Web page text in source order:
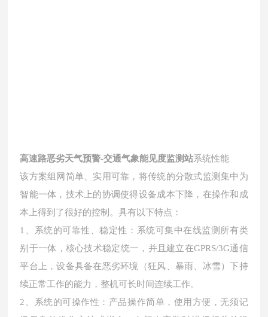
高速路恶劣天气预警-交通气象能见度监测站系统性能
该方案组网简单、实用可靠，将传统的分散式监测集中为
智能一体，技术上的协调使得设备成本下降，在操作和成
本上得到了很好的控制。具有以下特点：
1、系统的可靠性、稳定性：系统可集中在线监测所有类
别于一体，核心技术稳定统一，并且建立在GPRS/3G通信
平台上，设备具备在恶劣环境（狂风、暴雨、冰雪）下持
续正常工作的能力，整机可长时间连续工作。
2、系统的可操作性：产品操作简单，使用方便，无须记